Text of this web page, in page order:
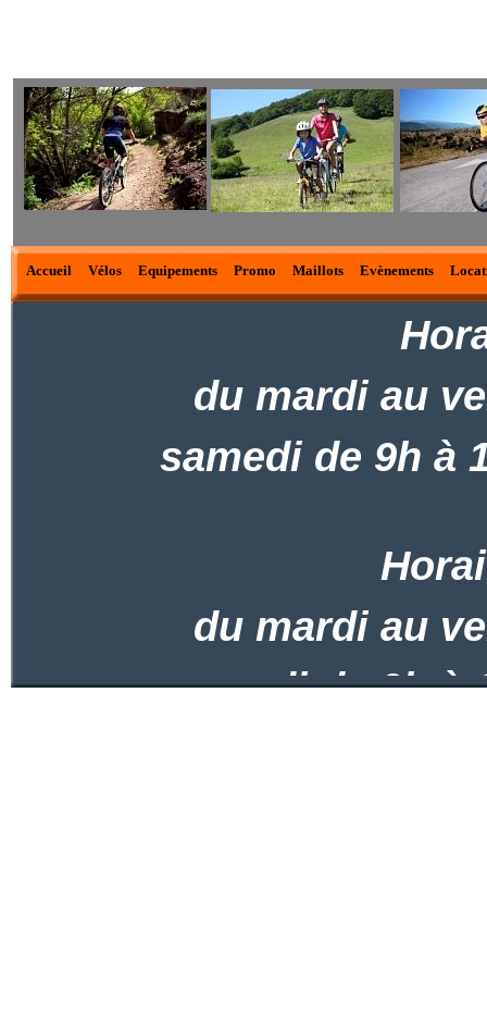
du mardi au
samedi de 9h à
du mardi au
samedi de 9h à
Accueil Vélos Equipements Promo Maillots Evènements